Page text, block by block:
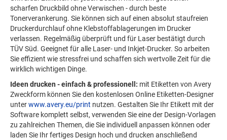
scharfen Druckbild ohne Verwischen - durch beste
Tonerverankerung. Sie können sich auf einen absolut staufreien
Druckerdurchlauf ohne Klebstoffablagerungen im Drucker
verlassen. Regelmäßig überprüft und für Laser bestätigt durch
TÜV Süd. Geeignet für alle Laser- und Inkjet-Drucker. So arbeiten
Sie effizient wie stressfrei und schaffen sich wertvolle Zeit für die
wirklich wichtigen Dinge.
Ideen drucken - einfach & professionell: mit Etiketten von Avery
Zweckform können Sie den kostenlosen Online Etiketten-Designer
unterwww.avery.eu/print nutzen. Gestalten Sie Ihr Etikett mit der
Software komplett selbst, verwenden Sie eine der Design-Vorlagen
zu zahlreichen Themen, die Sie individuell anpassen können oder
laden Sie Ihr fertiges Design hoch und drucken anschließend